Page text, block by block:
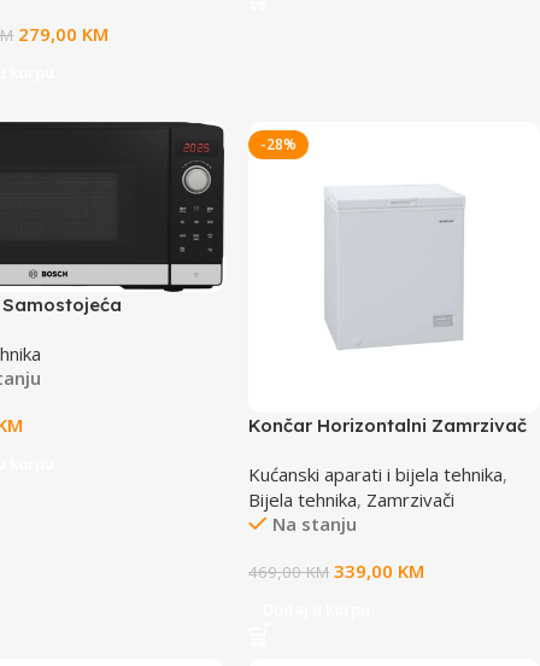
279,00 KM
Samostojeća
5 postavki 90 W,
W, 60 800W
-28%
Končar Horizontalni Zamrzivač
Kućanski aparati i bijela tehnika,
Bijela tehnika, Zamrzivači
Na stanju
469,00KM 339,00 KM